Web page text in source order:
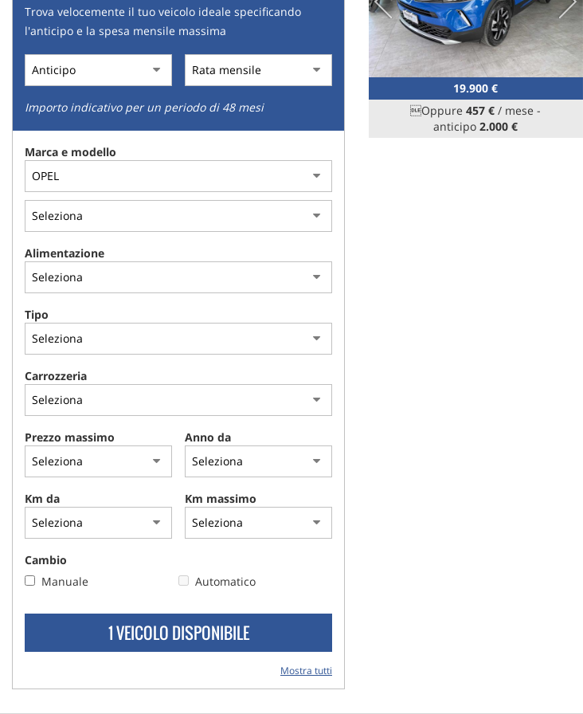
Trova velocemente il tuo veicolo ideale specificando
l'anticipo e la spesa mensile massima
Importo indicativo per un periodo di 48 mesi
Marca e modello
Alimentazione
Tipo
Carrozzeria
Prezzo massimo Anno da
Km da Km massimo
Cambio
Manuale
Automatico
1 VEICOLO DISPONIBILE
Mostra tutti
19.900 €
Oppure457 € / mese -
anticipo2.000 €